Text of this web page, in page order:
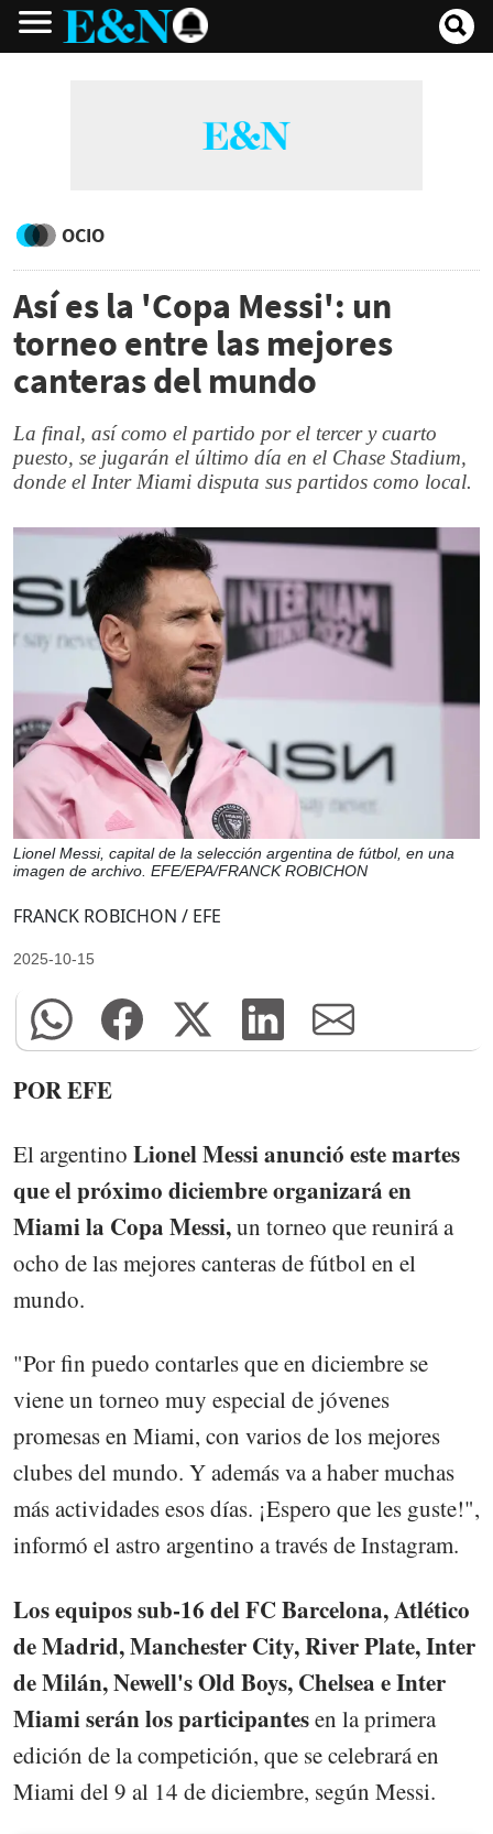
OCIO
Así es la 'Copa Messi': un
torneo entre las mejores
canteras del mundo
La final, así como el partido por el tercer y cuarto
puesto, se jugarán el último día en el Chase Stadium,
donde el Inter Miami disputa sus partidos como local.
Lionel Messi, capital de la selección argentina de fútbol, en una
imagen de archivo. EFE/EPA/FRANCK ROBICHON
FRANCK ROBICHON / EFE
2025-10-15
POR EFE
El argentino Lionel Messi anunció este martes
que el próximo diciembre organizará en
Miami la Copa Messi,un torneo que reunirá a
ocho de las mejores canteras de fútbol en el
mundo.
"Por fin puedo contarles que en diciembre se
viene un torneo muy especial de jóvenes
promesas en Miami, con varios de los mejores
clubes del mundo. Y además va a haber muchas
más actividades esos días. ¡Espero que les guste!",
informó el astro argentino a través de Instagram.
Los equipos sub-16 del FC Barcelona, Atlético
de Madrid, Manchester City, River Plate, Inter
de Milán, Newell's Old Boys, Chelsea e Inter
Miami serán los participantesen la primera
edición de la competición, que se celebrará en
Miami del 9 al 14 de diciembre, según Messi.